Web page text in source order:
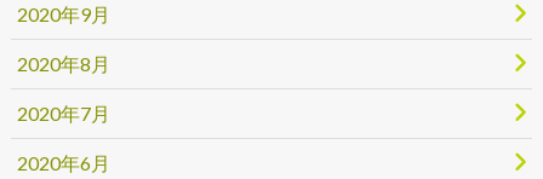
2020年9月
2020年8月
2020年7月
2020年6月